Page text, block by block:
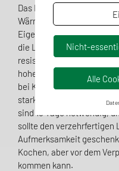
Das Bakterium ist
Wärmebehandlungen
Eigenschaften, die es
die
resistent gegen saures
hohe
bei Kühltemperaturen
stark sauren
sind 15 Tage notwendig,
sollte den verzehrfertigen
Aufmerksamkeit
Kochen, aber vor dem
kommen kann.
Nicht-
Alle